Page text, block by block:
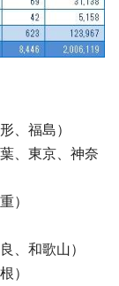
、福島）
、東京、神奈
）
、和歌山）
）